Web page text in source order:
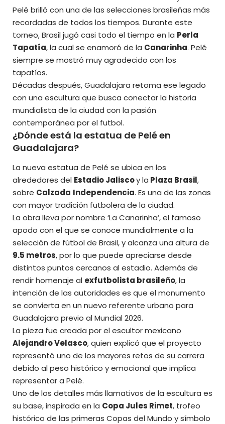
Pelé brilló con una de las selecciones brasileñas más
recordadas de todos los tiempos. Durante este
torneo, Brasil jugó casi todo el tiempo en la Perla
Tapatía, la cual se enamoró de la Canarinha. Pelé
siempre se mostró muy agradecido con los
tapatíos.
Décadas después, Guadalajara retoma ese legado
con una escultura que busca conectar la historia
mundialista de la ciudad con la pasión
contemporánea por el futbol.
¿Dónde está la estatua de Pelé en
Guadalajara?
La nueva estatua de Pelé se ubica en los
alrededores del Estadio Jaliscoy la Plaza Brasil,
sobre Calzada Independencia. Es una de las zonas
con mayor tradición futbolera de la ciudad.
La obra lleva por nombre ‘La Canarinha’, el famoso
apodo con el que se conoce mundialmente a la
selección de fútbol de Brasil, y alcanza una altura de
9.5 metros, por lo que puede apreciarse desde
distintos puntos cercanos al estadio. Además de
rendir homenaje al exfutbolista brasileño, la
intención de las autoridades es que el monumento
se convierta en un nuevo referente urbano para
Guadalajara previo al Mundial 2026.
La pieza fue creada por el escultor mexicano
Alejandro Velasco, quien explicó que el proyecto
representó uno de los mayores retos de su carrera
debido al peso histórico y emocional que implica
representar a Pelé.
Uno de los detalles más llamativos de la escultura es
su base, inspirada en la Copa Jules Rimet, trofeo
histórico de las primeras Copas del Mundo y símbolo